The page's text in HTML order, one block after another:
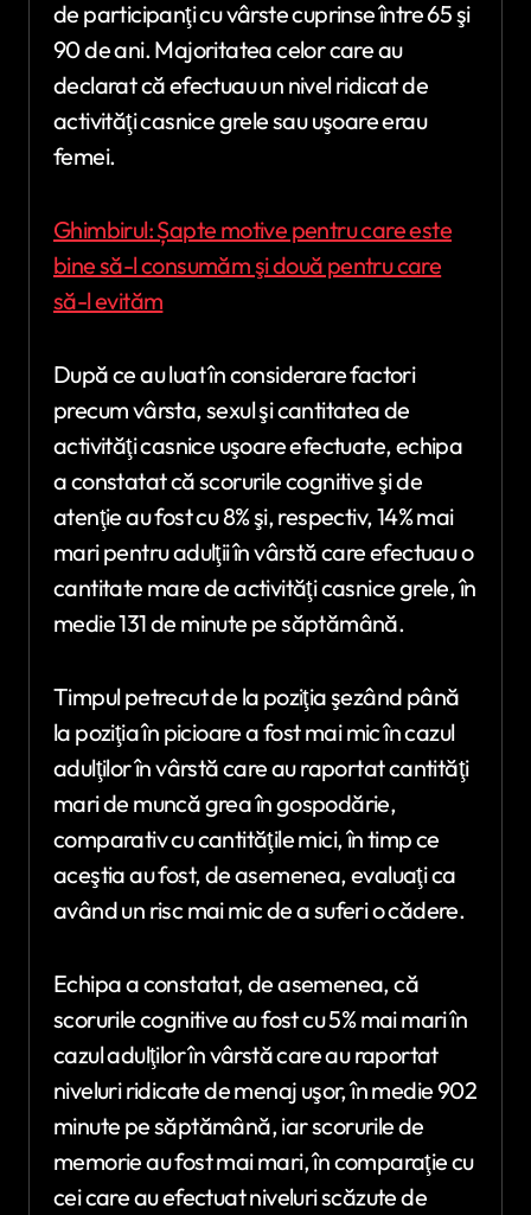
de participanţi cu vârste cuprinse între 65 şi
90 de ani. Majoritatea celor care au
declarat că efectuau un nivel ridicat de
activităţi casnice grele sau uşoare erau
femei.
Ghimbirul: Șapte motive pentru care este
bine să-l consumăm şi două pentru care
să-l evităm
După ce au luat în considerare factori
precum vârsta, sexul şi cantitatea de
activităţi casnice uşoare efectuate, echipa
a constatat că scorurile cognitive şi de
atenţie au fost cu 8% şi, respectiv, 14% mai
mari pentru adulţii în vârstă care efectuau o
cantitate mare de activităţi casnice grele, în
medie 131 de minute pe săptămână.
Timpul petrecut de la poziţia şezând până
la poziţia în picioare a fost mai mic în cazul
adulţilor în vârstă care au raportat cantităţi
mari de muncă grea în gospodărie,
comparativ cu cantităţile mici, în timp ce
aceştia au fost, de asemenea, evaluaţi ca
având un risc mai mic de a suferi o cădere.
Echipa a constatat, de asemenea, că
scorurile cognitive au fost cu 5% mai mari în
cazul adulţilor în vârstă care au raportat
niveluri ridicate de menaj uşor, în medie 902
minute pe săptămână, iar scorurile de
memorie au fost mai mari, în comparaţie cu
cei care au efectuat niveluri scăzute de